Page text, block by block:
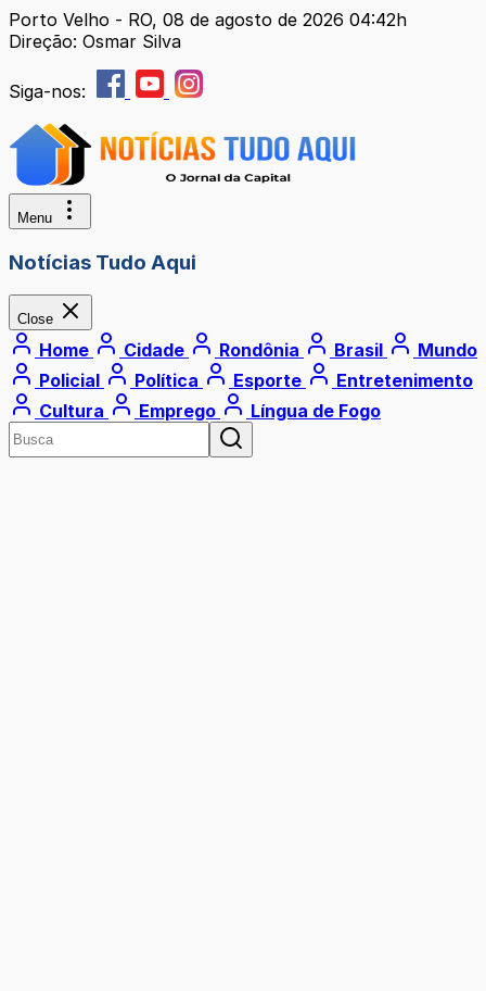
Porto Velho - RO, 08 de agosto de 2026 04:42h
Direção: Osmar Silva
Siga-nos:
Menu
Notícias Tudo Aqui
Close
Home Cidade Rondônia Brasil
Mundo
Policial
Política Esporte
Entretenimento
Cultura
Emprego Língua de Fogo